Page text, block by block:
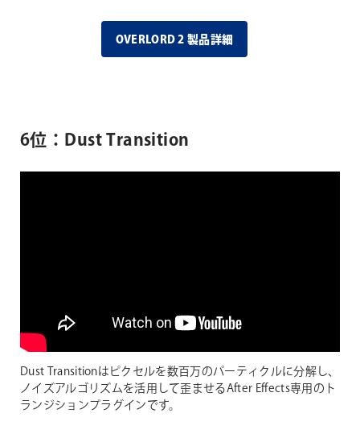
OVERLORD 2 製品詳細
6位：Dust Transition
Dust Transitionはピクセルを数百万のパーティクルに分解し、
ノイズアルゴリズムを活用して歪ませるAfter Effects専用のト
ランジションプラグインです。